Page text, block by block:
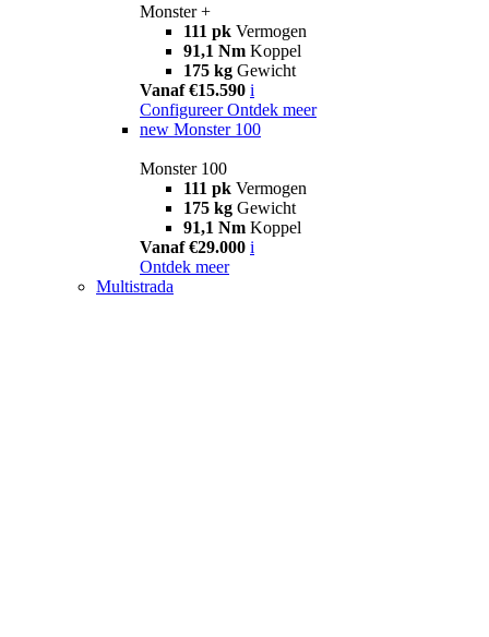
Monster +
111 pk Vermogen
91,1 Nm Koppel
175 kg Gewicht
Vanaf €15.590 i
Configureer Ontdek meer
new Monster 100
Monster 100
111 pk Vermogen
175 kg Gewicht
91,1 Nm Koppel
Vanaf €29.000 i
Ontdek meer
Multistrada